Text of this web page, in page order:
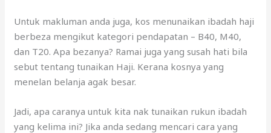
Untuk makluman anda juga, kos menunaikan ibadah haji
berbeza mengikut kategori pendapatan – B40, M40,
dan T20. Apa bezanya? Ramai juga yang susah hati bila
sebut tentang tunaikan Haji. Kerana kosnya yang
menelan belanja agak besar.
Jadi, apa caranya untuk kita nak tunaikan rukun ibadah
yang kelima ini? Jika anda sedang mencari cara yang